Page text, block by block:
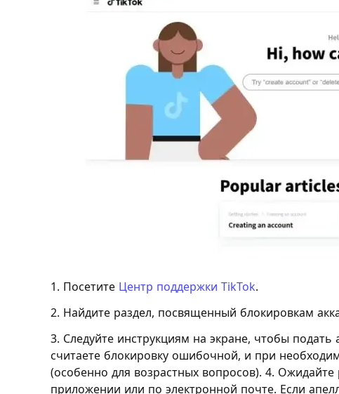
1. Посетите Центр поддержки TikTok.
2. Найдите раздел, посвященный блокировкам
3. Следуйте инструкциям на экране, чтобы
считаете блокировку ошибочной, и при
(особенно для возрастных вопросов). 4.
приложении или по электронной почте. Если